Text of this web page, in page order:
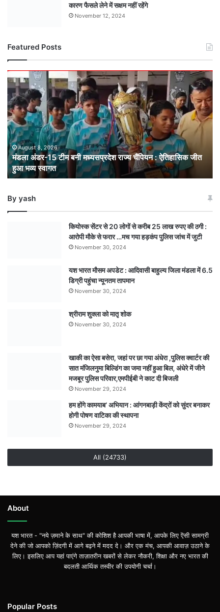
कारण फैसले लेने में सक्षम नहीं रहेंगे
November 12, 2024
Featured Posts
अंडर-15
टीम
बनी
मध्यसप्रदेश
राज्य
चैंपियन
: ऐतिहासिक
जीत
हुआ
भव्य
August 8, 2026
मंडला अंडर-15 टीम बनी मध्यसप्रदेश राज्य चैंपियन : ऐतिहासिक जीत
हुआ भव्य स्वागत
By yash
कियोस्क सेंटर से 20 लोगों से करीब 25 लाख रुपए की ठगी :
आरोपी मौके से फरार …मच गया हड़कंप पुलिस जांच में जुटी
November 30, 2024
यश भारत मौसम अपडेट : आदिवासी बाहुल्य जिला मंडला में 6.5
डिग्री पहुंचा न्यूनतम तापमान
November 30, 2024
श्रीराम शुक्ला को मातृ शोक
November 30, 2024
खाकी का ऐसा बसेरा, जहां पर छा गया अंधेरा ,पुलिस क्वार्टर की
सात मंजिलनुमा बिल्डिंग का जमा नहीं हुआ बिल, अंधेरे में जीने
मजबूर पुलिस परिवार,एमपीईबी ने काट दी बिजली
November 29, 2024
हम होंगे कामयाब’ अभियान : आंगनबाड़ी केंद्रों को सुंदर बनाकर
होगी पोषण वाटिका की स्थापना
November 29, 2024
All (24733)
About
यश भारत - "नये ज़माने के साथ" की कोशिश है आपकी भाषा में, आपके लिए ऎसी सामग्री
देने की जो आपको ज़िंदगी में आगे बढ़ने में मदद दे। और एक मंच, आपकी आवाज़ उठाने के
लिए। इसलिए आप यहां पाएंगे ताज़ातरीन खबरों से लेकर नौकरी, शिक्षा और नए भारत की
बदलती आर्थिक तस्वीर की उपयोगी चर्चा।
Popular Posts